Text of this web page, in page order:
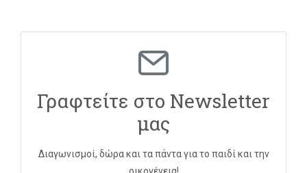
Γραφτείτε στο Newsletter
μας
Διαγωνισμοί, δώρα και τα πάντα για το παιδί και την